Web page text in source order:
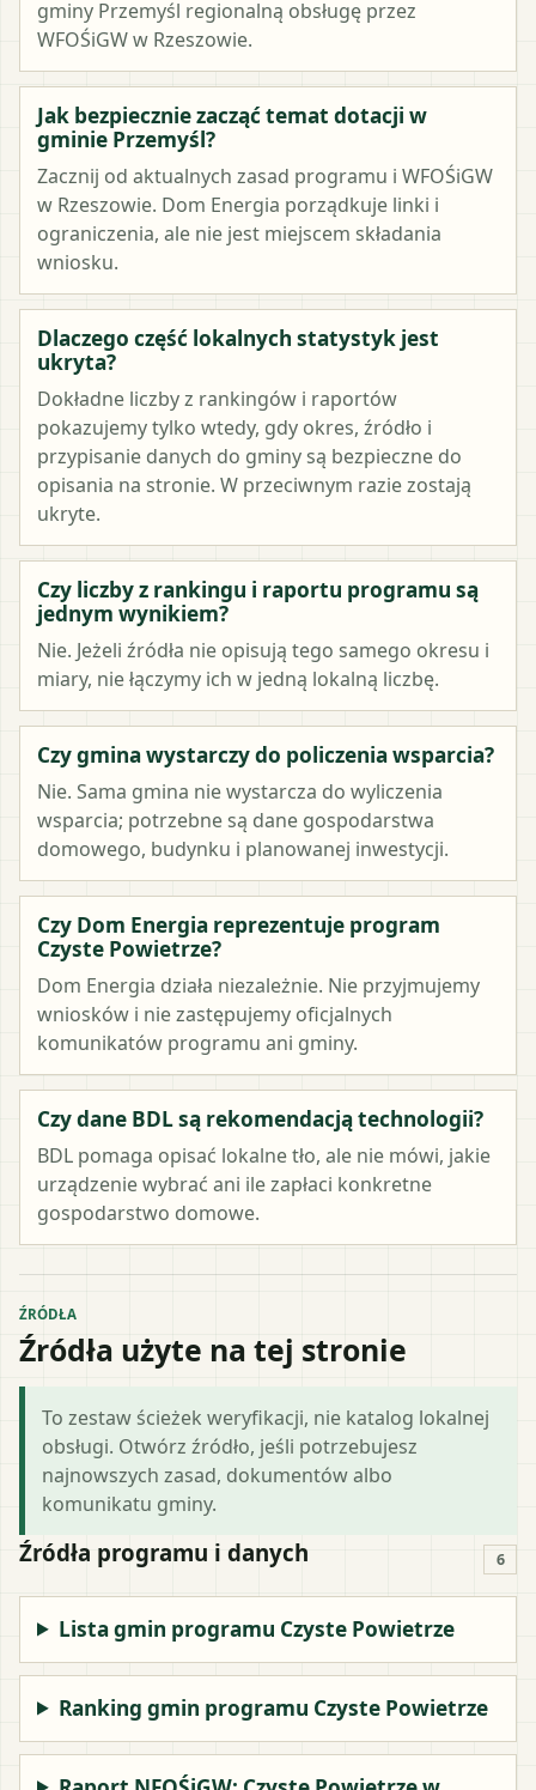
gminy Przemyśl regionalną obsługę przez
WFOŚiGW w Rzeszowie.
Jak bezpiecznie zacząć temat dotacji w
gminie Przemyśl?
Zacznij od aktualnych zasad programu i WFOŚiGW
w Rzeszowie. Dom Energia porządkuje linki i
ograniczenia, ale nie jest miejscem składania
wniosku.
Dlaczego część lokalnych statystyk jest
ukryta?
Dokładne liczby z rankingów i raportów
pokazujemy tylko wtedy, gdy okres, źródło i
przypisanie danych do gminy są bezpieczne do
opisania na stronie. W przeciwnym razie zostają
ukryte.
Czy liczby z rankingu i raportu programu są
jednym wynikiem?
Nie. Jeżeli źródła nie opisują tego samego okresu i
miary, nie łączymy ich w jedną lokalną liczbę.
Czy gmina wystarczy do policzenia wsparcia?
Nie. Sama gmina nie wystarcza do wyliczenia
wsparcia; potrzebne są dane gospodarstwa
domowego, budynku i planowanej inwestycji.
Czy Dom Energia reprezentuje program
Czyste Powietrze?
Dom Energia działa niezależnie. Nie przyjmujemy
wniosków i nie zastępujemy oficjalnych
komunikatów programu ani gminy.
Czy dane BDL są rekomendacją technologii?
BDL pomaga opisać lokalne tło, ale nie mówi, jakie
urządzenie wybrać ani ile zapłaci konkretne
gospodarstwo domowe.
ŹRÓDŁA
Źródła użyte na tej stronie
To zestaw ścieżek weryfikacji, nie katalog lokalnej
obsługi. Otwórz źródło, jeśli potrzebujesz
najnowszych zasad, dokumentów albo
komunikatu gminy.
Źródła programu i danych 6
Lista gmin programu Czyste Powietrze
Ranking gmin programu Czyste Powietrze